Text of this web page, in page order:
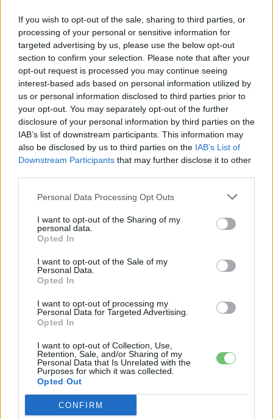
If you wish to opt-out of the sale, sharing to third parties, or
processing of your personal or sensitive information for
targeted advertising by us, please use the below opt-out
section to confirm your selection. Please note that after your
opt-out request is processed you may continue seeing
interest-based ads based on personal information utilized by
us or personal information disclosed to third parties prior to
your opt-out. You may separately opt-out of the further
disclosure of your personal information by third parties on the
IAB’s list of downstream participants. This information may
also be disclosed by us to third parties on the IAB’s List of
Downstream Participants that may further disclose it to other
Personal Data Processing Opt Outs
I want to opt-out of the Sharing of my
personal data.
Opted In
I want to opt-out of the Sale of my
Personal Data.
Opted In
I want to opt-out of processing my
Personal Data for Targeted Advertising.
Opted In
I want to opt-out of Collection, Use,
Retention, Sale, and/or Sharing of my
Personal Data that Is Unrelated with the
Purposes for which it was collected.
Opted Out
CONFIRM
CÍMKÉK büntetővám e-mobilitás
Elektromobilitás
Elektromos autó
Európai Unió Kína Minimálár
Elektromosan közlekedsz, vagy a váltáson töprengsz?
Érdekelnek a legfrissebb hírek az e-autók világából, vagy
foglalkoztatnak a legújabb fejlesztések az elektromosság és a
KAPCSOLÓDÓ CIKKEK TÖBB A SZERZŐTŐL
autó
Tesla: visszatért a régi árazás a magyar
Supercharger-hálózaton